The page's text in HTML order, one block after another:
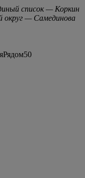
список — Коркин
округ — Самединова